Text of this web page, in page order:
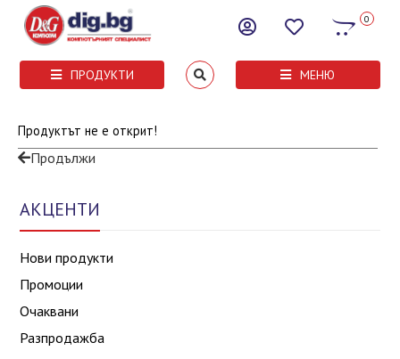
0
ПРОДУКТИ МЕНЮ
Продуктът не е открит!
Продължи
АКЦЕНТИ
Нови продукти
Промоции
Очаквани
Разпродажба